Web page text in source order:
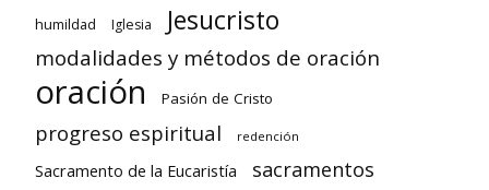
humildad Iglesia Jesucristo
modalidades y métodos de oración
oración Pasión de Cristo
progreso espiritual redención
Sacramento de la Eucaristía sacramentos